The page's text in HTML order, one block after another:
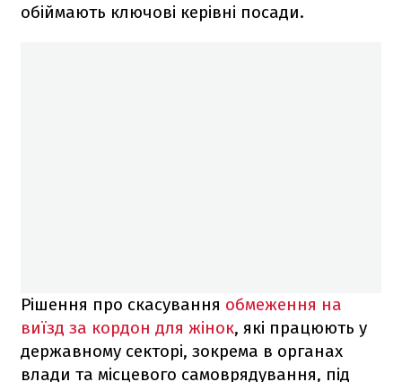
обіймають ключові керівні посади.
Рішення про скасування обмеження на
виїзд за кордон для жінок, які працюють у
державному секторі, зокрема в органах
влади та місцевого самоврядування, під